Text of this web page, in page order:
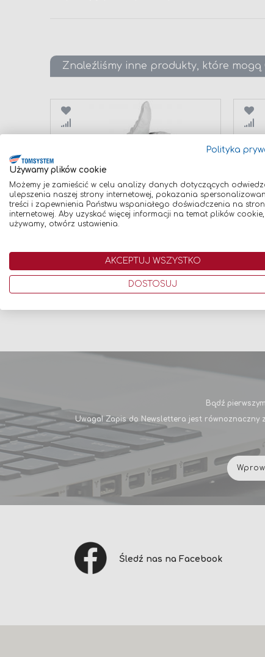
Polityka
Używamy plików cookie
Możemy je zamieścić w celu analizy danych dotyczących
ulepszenia naszej strony internetowej, pokazania
treści i zapewnienia Państwu wspaniałego doświadczenia na
internetowej. Aby uzyskać więcej informacji na temat plików
używamy, otwórz ustawienia.
AKCEPTUJ WSZYSTKO
DOSTOSUJ
Znaleźliśmy inne produkty, które mogą
Porównaj
RĘKAWICE ROBOCZE OCHRONNE
TIG (KRÓTKIE, ROZMIAR 9/L)
TIG
Bądź
Uwaga! Zapis do Newslettera jest równoznaczny
Śledź nas na Facebook